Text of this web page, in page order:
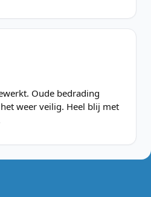
Oude bedrading
weer veilig. Heel blij met